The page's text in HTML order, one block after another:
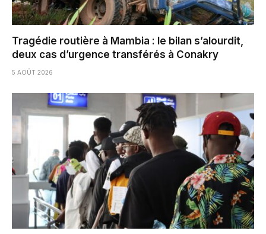
Tragédie routière à Mambia : le bilan s’alourdit,
deux cas d’urgence transférés à Conakry
5 AOÛT 2026